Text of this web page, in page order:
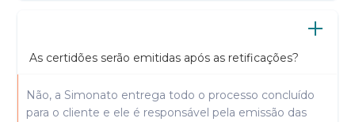
As certidões serão emitidas após as retificações?
Não, a Simonato entrega todo o processo concluído
para o cliente e ele é responsável pela emissão das